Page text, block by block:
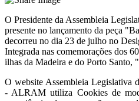
O Presidente da Assembleia
presente no lançamento da peça
decorreu no dia 23 de julho no
Integrada nas comemorações dos
ilhas da Madeira e do Porto Santo,
O website Assembleia Legislativa
- ALRAM utiliza Cookies de